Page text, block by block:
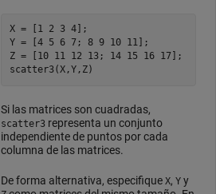
X = [1 2 3 4];
Y = [4 5 6 7; 8 9 10 11];
Z = [10 11 12 13; 14 15 16 17];
scatter3(X,Y,Z)
Si las matrices son cuadradas,
scatter3representa un conjunto
independiente de puntos por cada
columna de las matrices.
De forma alternativa, especifique X, Yy